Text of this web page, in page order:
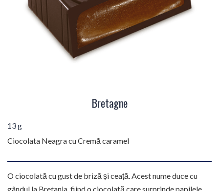
Bretagne
13 g
Ciocolata Neagra cu Cremă caramel
O ciocolată cu gust de briză și ceață. Acest nume duce cu
gândul la Bretania, fiind o ciocolată care surprinde papilele